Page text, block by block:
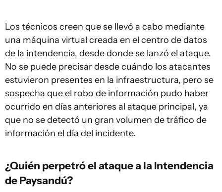
Los técnicos creen que se llevó a cabo mediante
una máquina virtual creada en el centro de datos
de la intendencia, desde donde se lanzó el ataque.
No se puede precisar desde cuándo los atacantes
estuvieron presentes en la infraestructura, pero se
sospecha que el robo de información pudo haber
ocurrido en días anteriores al ataque principal, ya
que no se detectó un gran volumen de tráfico de
información el día del incidente.
¿Quién perpetró el ataque a la Intendencia
de Paysandú?